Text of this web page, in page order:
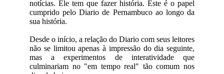
notícias. Ele tem que fazer história. Este é o papel
cumprido pelo Diario de Pernambuco ao longo da
sua história.
Desde o início, a relação do Diario com seus leitores
não se limitou apenas à impressão do dia seguinte,
mas a experimentos de interatividade que
culminariam no "em tempo real" tão comum nos